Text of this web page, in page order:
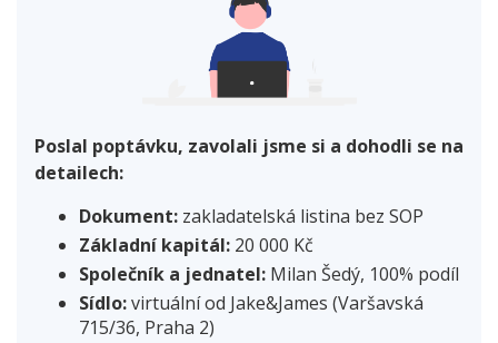
Poslal poptávku, zavolali jsme si a dohodli se na
detailech:
Dokument: zakladatelská listina bez SOP
Základní kapitál: 20 000 Kč
Společník a jednatel: Milan Šedý, 100% podíl
Sídlo:virtuální od Jake&James (Varšavská
715/36, Praha 2)